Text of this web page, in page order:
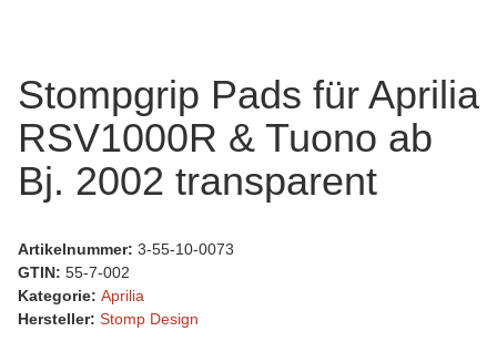
Stompgrip Pads für Aprilia
RSV1000R & Tuono ab
Bj. 2002 transparent
Artikelnummer: 3-55-10-0073
GTIN: 55-7-002
Kategorie: Aprilia
Hersteller: Stomp Design